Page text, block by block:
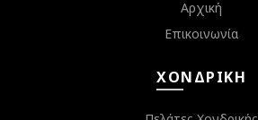
Αρχική
Επικοινωνία
ΧΟΝΔΡΙΚΉ